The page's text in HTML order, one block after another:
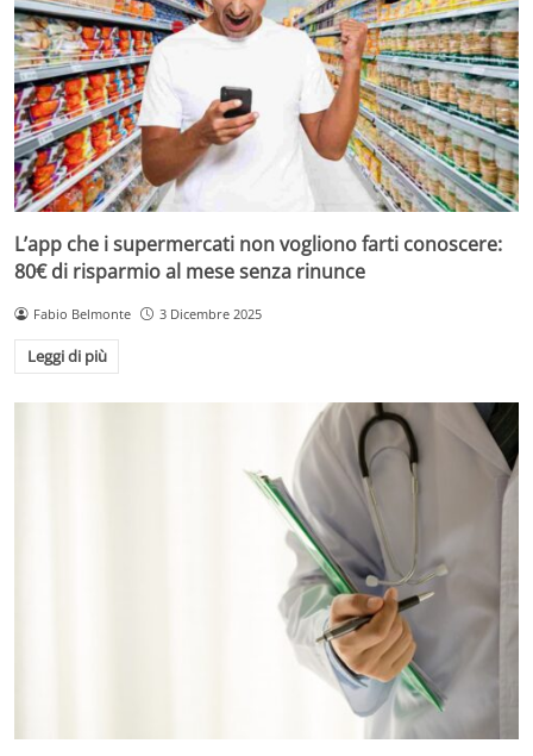
L’app che i supermercati non vogliono farti conoscere:
80€ di risparmio al mese senza rinunce
Fabio Belmonte 3 Dicembre 2025
Leggi di più